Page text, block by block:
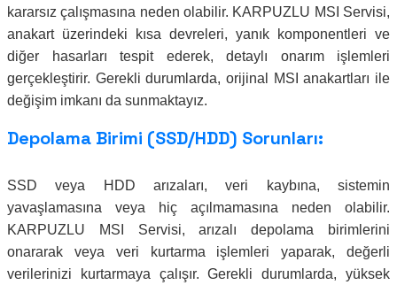
kararsız çalışmasına neden olabilir. KARPUZLU MSI Servisi,
anakart üzerindeki kısa devreleri, yanık komponentleri ve
diğer hasarları tespit ederek, detaylı onarım işlemleri
gerçekleştirir. Gerekli durumlarda, orijinal MSI anakartları ile
değişim imkanı da sunmaktayız.
Depolama Birimi (SSD/HDD) Sorunları:
SSD veya HDD arızaları, veri kaybına, sistemin
yavaşlamasına veya hiç açılmamasına neden olabilir.
KARPUZLU MSI Servisi, arızalı depolama birimlerini
onararak veya veri kurtarma işlemleri yaparak, değerli
verilerinizi kurtarmaya çalışır. Gerekli durumlarda, yüksek